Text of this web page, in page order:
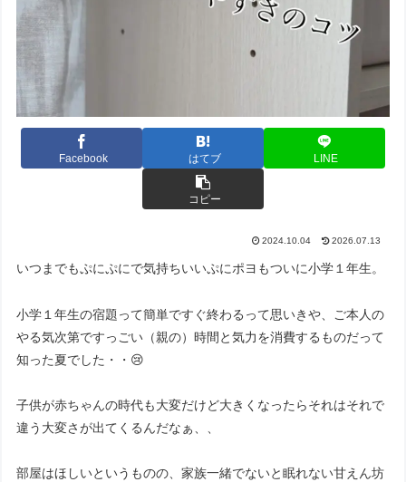
Facebook はてブ LINE
コピー
2024.10.04 2026.07.13
いつまでもぷにぷにで気持ちいいぷにポヨもついに小学１年生。
小学１年生の宿題って簡単ですぐ終わるって思いきや、ご本人の
やる気次第ですっごい（親の）時間と気力を消費するものだって
知った夏でした・・😢
子供が赤ちゃんの時代も大変だけど大きくなったらそれはそれで
違う大変さが出てくるんだなぁ、、
部屋はほしいというものの、家族一緒でないと眠れない甘えん坊